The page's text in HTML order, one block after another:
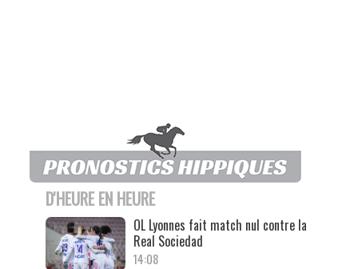
D'HEURE EN HEURE
OL Lyonnes fait match nul contre la
Real Sociedad
14:08